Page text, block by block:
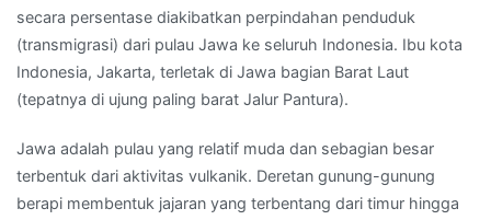
secara persentase diakibatkan perpindahan penduduk
(transmigrasi) dari pulau Jawa ke seluruh Indonesia. Ibu kota
Indonesia, Jakarta, terletak di Jawa bagian Barat Laut
(tepatnya di ujung paling barat Jalur Pantura).
Jawa adalah pulau yang relatif muda dan sebagian besar
terbentuk dari aktivitas vulkanik. Deretan gunung-gunung
berapi membentuk jajaran yang terbentang dari timur hingga